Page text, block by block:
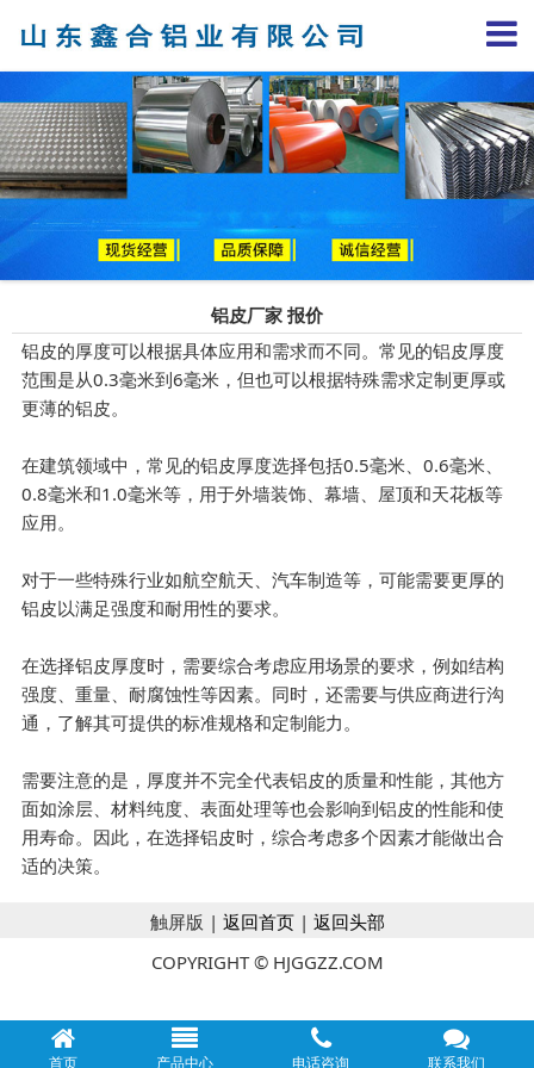
首页 产品中心 电话咨询 联系我们
铝皮厂家 报价
铝皮的厚度可以根据具体应用和需求而不同。常见的铝皮厚度
范围是从0.3毫米到6毫米，但也可以根据特殊需求定制更厚或
更薄的铝皮。
在建筑领域中，常见的铝皮厚度选择包括0.5毫米、0.6毫米、
0.8毫米和1.0毫米等，用于外墙装饰、幕墙、屋顶和天花板等
应用。
对于一些特殊行业如航空航天、汽车制造等，可能需要更厚的
铝皮以满足强度和耐用性的要求。
在选择铝皮厚度时，需要综合考虑应用场景的要求，例如结构
强度、重量、耐腐蚀性等因素。同时，还需要与供应商进行沟
通，了解其可提供的标准规格和定制能力。
需要注意的是，厚度并不完全代表铝皮的质量和性能，其他方
面如涂层、材料纯度、表面处理等也会影响到铝皮的性能和使
用寿命。因此，在选择铝皮时，综合考虑多个因素才能做出合
适的决策。
触屏版 | 返回首页| 返回头部
COPYRIGHT © HJGGZZ.COM